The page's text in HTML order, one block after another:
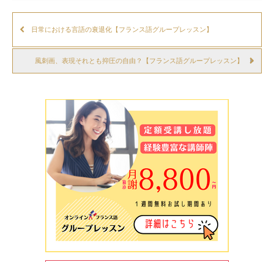
日常における言語の衰退化【フランス語グループレッスン】
風刺画、表現それとも抑圧の自由？【フランス語グループレッスン】